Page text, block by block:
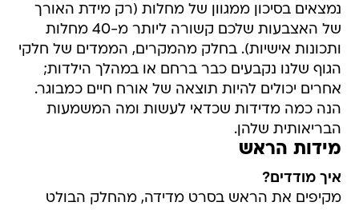
נמצאים בסיכון ממגוון של מחלות (רק מידת האורך
של האצבעות שלכם קשורה ליותר מ-40 מחלות
ותכונות אישיות). בחלק מהמקרים, הממדים של חלקי
הגוף שלנו נקבעים כבר ברחם או במהלך הילדות;
אחרים יכולים להיות תוצאה של אורח חיים כמבוגר.
הנה כמה מדידות שכדאי לעשות ומה המשמעות
הבריאותית שלהן.
מידות הראש
איך מודדים?
מקיפים את הראש בסרט מדידה, מהחלק הבולט